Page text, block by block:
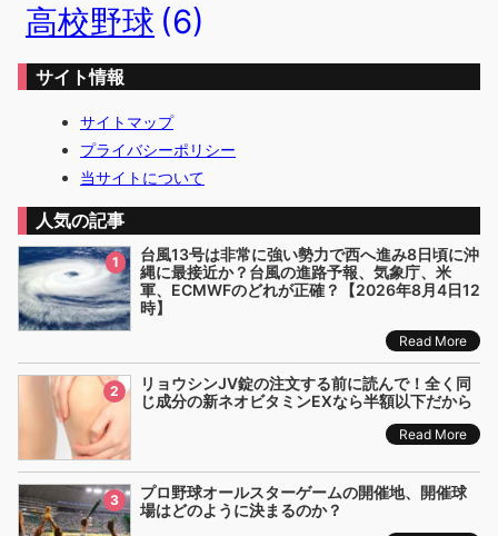
高校野球 (6)
サイト情報
サイトマップ
プライバシーポリシー
当サイトについて
人気の記事
1
台風13号は非常に強い勢力で西へ進み8日頃に沖
縄に最接近か？台風の進路予報、気象庁、米
軍、ECMWFのどれが正確？【2026年8月4日12
時】
Read More
2
リョウシンJV錠の注文する前に読んで！全く同
じ成分の新ネオビタミンEXなら半額以下だから
Read More
3
プロ野球オールスターゲームの開催地、開催球
場はどのように決まるのか？